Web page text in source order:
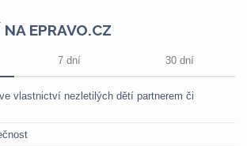
EPRAVO.CZ
7 dní 30 dní
vlastnictví nezletilých dětí partnerem či